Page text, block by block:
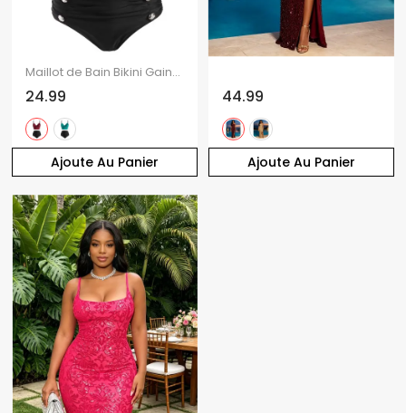
Ajoute Au Panier
Maillot de Bain Bikini Gainant en Blocs de Couleurs à Faux Bouton à Volants de Plage
24.99
Ajoute Au Panier
44.99